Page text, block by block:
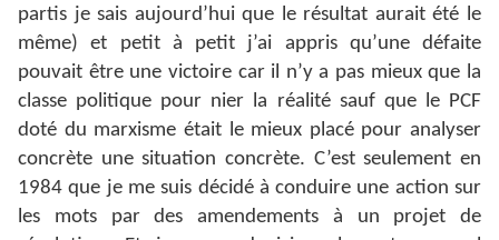
partis je sais aujourd’hui que le résultat aurait été le
même) et petit à petit j’ai appris qu’une défaite
pouvait être une victoire car il n’y a pas mieux que la
classe politique pour nier la réalité sauf que le PCF
doté du marxisme était le mieux placé pour analyser
concrète une situation concrète. C’est seulement en
1984 que je me suis décidé à conduire une action sur
les mots par des amendements à un projet de